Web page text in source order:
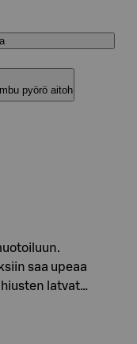
pyörö aitoh
saa upeaa
latvat…